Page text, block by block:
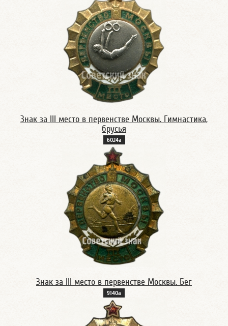
Знак за III место в первенстве Москвы. Гимнастика,
брусья
6024а
Знак за III место в первенстве Москвы. Бег
9140а